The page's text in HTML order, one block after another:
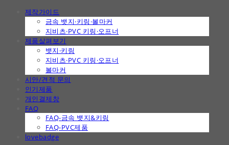
제작가이드
금속 뱃지·키링·볼마커
지비츠·PVC 키링·오프너
제품살펴보기
뱃지·키링
지비츠·PVC 키링·오프너
볼마커
시안/견적 문의
인기제품
개인결제창
FAQ
FAQ-금속 뱃지&키링
FAQ-PVC제품
lovebadge